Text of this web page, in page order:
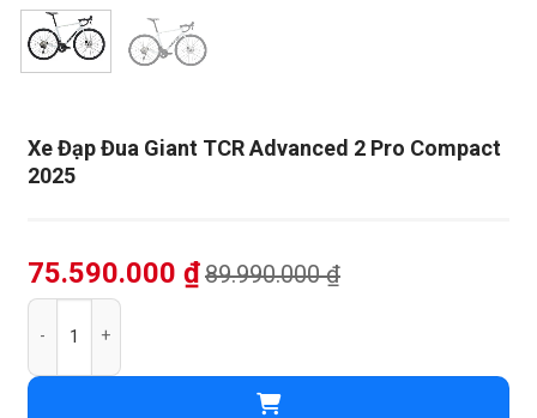
Xe Đạp Đua Giant TCR Advanced 2 Pro Compact
2025
75.590.000 ₫89.990.000₫
Xe Đạp Đua Giant TCR Advanced 2 Pro Compact 2025 số lượng